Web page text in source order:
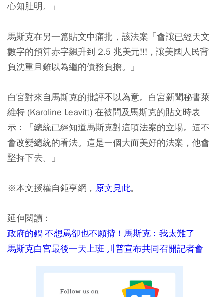
心知肚明。」
馬斯克在另一篇貼文中痛批，該法案「會讓已經天文
數字的預算赤字飆升到 2.5 兆美元!!!，讓美國人民背
負沈重且難以為繼的債務負擔。」
白宮對來自馬斯克的批評不以為意。白宮新聞秘書萊
維特 (Karoline Leavitt) 在被問及馬斯克的貼文時表
示：「總統已經知道馬斯克對這項法案的立場。這不
會改變總統的看法。這是一個大而美好的法案，他會
堅持下去。」
※本文授權自鉅亨網， 原文見此。
延伸閱讀：
政府的鍋 不想罵卻也不願揹！馬斯克：我太難了
馬斯克白宮最後一天上班 川普宣布共同召開記者會